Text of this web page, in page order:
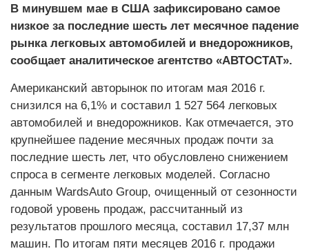
В минувшем мае в США зафиксировано самое
низкое за последние шесть лет месячное падение
рынка легковых автомобилей и внедорожников,
сообщает аналитическое агентство «АВТОСТАТ».
Американский авторынок по итогам мая 2016 г.
снизился на 6,1% и составил 1 527 564 легковых
автомобилей и внедорожников. Как отмечается, это
крупнейшее падение месячных продаж почти за
последние шесть лет, что обусловлено снижением
спроса в сегменте легковых моделей. Согласно
данным WardsAuto Group, очищенный от сезонности
годовой уровень продаж, рассчитанный из
результатов прошлого месяца, составил 17,37 млн
машин. По итогам пяти месяцев 2016 г. продажи